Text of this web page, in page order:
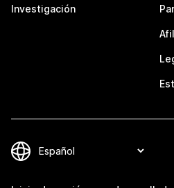
Investigación